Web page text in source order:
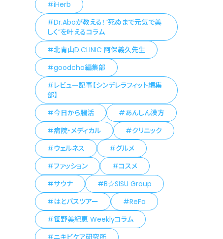
iHerb
Dr.Aboが教える！“死ぬまで元気で美
しく”を叶えるコラム
北青山D.CLINIC 阿保義久先生
goodcho編集部
レビュー記事【シンデレラフィット編集
部】
今日から腸活
あんしん漢方
病院・メディカル
クリニック
ウェルネス
グルメ
ファッション
コスメ
サウナ
B☆SISU Group
はとバスツアー
ReFa
笹野美紀恵 Weeklyコラム
ニキビケア研究所